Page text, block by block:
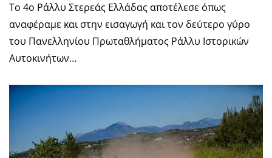
Το 4ο Ράλλυ Στερεάς Ελλάδας αποτέλεσε όπως
αναφέραμε και στην εισαγωγή και τον δεύτερο γύρο
του Πανελληνίου Πρωταθλήματος Ράλλυ Ιστορικών
Αυτοκινήτων…